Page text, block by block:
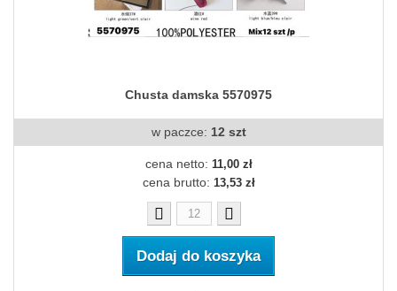
Chusta damska 5570975
w paczce: 12 szt
cena netto: 11,00 zł
cena brutto: 13,53 zł
Dodaj do koszyka